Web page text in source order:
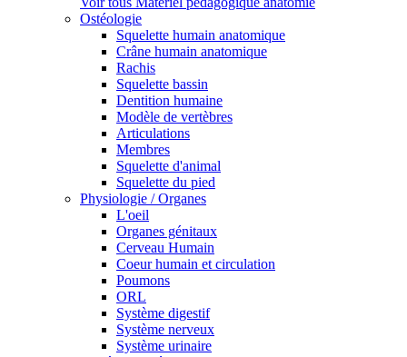
Ostéologie
Squelette humain anatomique
Crâne humain anatomique
Rachis
Squelette bassin
Dentition humaine
Modèle de vertèbres
Articulations
Membres
Squelette d'animal
Squelette du pied
Physiologie / Organes
L'oeil
Organes génitaux
Cerveau Humain
Coeur humain et circulation
Poumons
ORL
Système digestif
Système nerveux
Système urinaire